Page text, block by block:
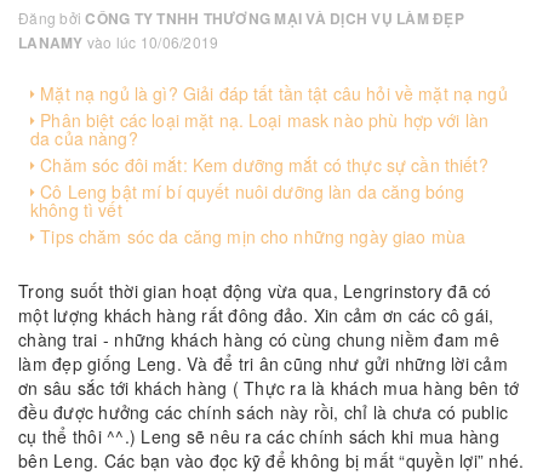
Đăng bởiCÔNG TY TNHH THƯƠNG MẠI VÀ DỊCH VỤ LÀM ĐẸP
LANAMY vào lúc 10/06/2019
Mặt nạ ngủ là gì? Giải đáp tất tần tật câu hỏi về mặt nạ ngủ
Phân biệt các loại mặt nạ. Loại mask nào phù hợp với làn
da của nàng?
Chăm sóc đôi mắt: Kem dưỡng mắt có thực sự cần thiết?
Cô Leng bật mí bí quyết nuôi dưỡng làn da căng bóng
không tì vết
Tips chăm sóc da căng mịn cho những ngày giao mùa
Trong suốt thời gian hoạt động vừa qua, Lengrinstory đã có
một lượng khách hàng rất đông đảo. Xin cảm ơn các cô gái,
chàng trai - những khách hàng có cùng chung niềm đam mê
làm đẹp giống Leng. Và để tri ân cũng như gửi những lời cảm
ơn sâu sắc tới khách hàng ( Thực ra là khách mua hàng bên tớ
đều được hưởng các chính sách này rồi, chỉ là chưa có public
cụ thể thôi ^^.) Leng sẽ nêu ra các chính sách khi mua hàng
bên Leng. Các bạn vào đọc kỹ để không bị mất “quyền lợi” nhé.